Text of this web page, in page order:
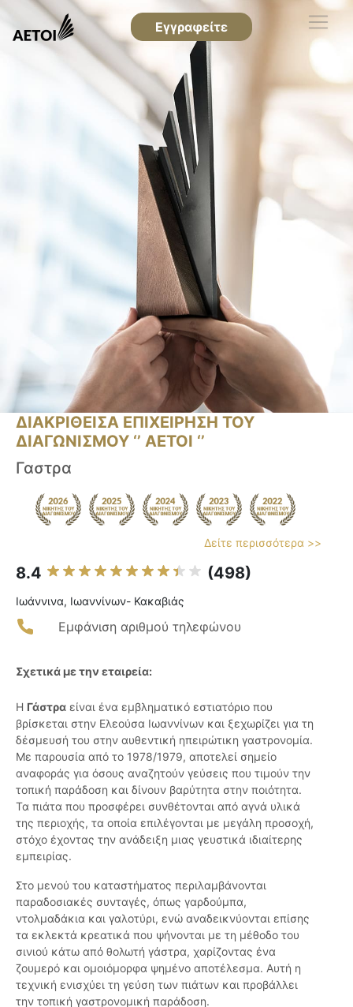
Εγγραφείτε
ΔΙΑΚΡΙΘΕΙΣΑ ΕΠΙΧΕΙΡΗΣΗ ΤΟΥ
ΔΙΑΓΩΝΙΣΜΟΥ ‘’ ΑΕΤΟΙ ‘’
Γαστρα
Δείτε περισσότερα >>
8.4 (498)
Ιωάννινα, Ιωαννίνων- Κακαβιάς
Εμφάνιση αριθμού τηλεφώνου
Σχετικά με την εταιρεία:
Η Γάστρα είναι ένα εμβληματικό εστιατόριο που
βρίσκεται στην Ελεούσα Ιωαννίνων και ξεχωρίζει για τη
δέσμευσή του στην αυθεντική ηπειρώτικη γαστρονομία.
Με παρουσία από το 1978/1979, αποτελεί σημείο
αναφοράς για όσους αναζητούν γεύσεις που τιμούν την
τοπική παράδοση και δίνουν βαρύτητα στην ποιότητα.
Τα πιάτα που προσφέρει συνθέτονται από αγνά υλικά
της περιοχής, τα οποία επιλέγονται με μεγάλη προσοχή,
στόχο έχοντας την ανάδειξη μιας γευστικά ιδιαίτερης
εμπειρίας.
Στο μενού του καταστήματος περιλαμβάνονται
παραδοσιακές συνταγές, όπως γαρδούμπα,
ντολμαδάκια και γαλοτύρι, ενώ αναδεικνύονται επίσης
τα εκλεκτά κρεατικά που ψήνονται με τη μέθοδο του
σινιού κάτω από θολωτή γάστρα, χαρίζοντας ένα
ζουμερό και ομοιόμορφα ψημένο αποτέλεσμα. Αυτή η
τεχνική ενισχύει τη γεύση των πιάτων και προβάλλει
την τοπική γαστρονομική παράδοση.